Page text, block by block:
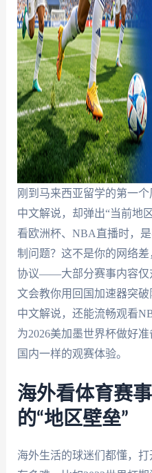
刚到马来西亚留学的第一
中文解说，却弹出“当前地
看欧洲杯、NBA直播时，
制问题？这不是你的网络
协议——大部分赛事内容仅
文会教你用回国加速器突
中文解说，还能流畅观看
为2026美加墨世界杯做好
国内一样的观赛体验。
海外看体育赛
的“地区壁垒”
海外生活的球迷们都懂，